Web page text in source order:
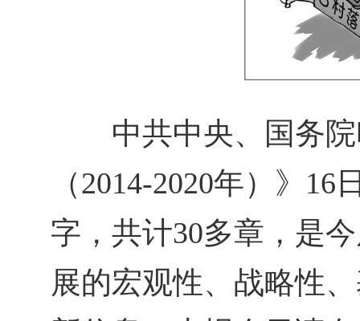
中共中央、国务院
（2014-2020年）》
字，共计30多章，是
展的宏观性、战略性